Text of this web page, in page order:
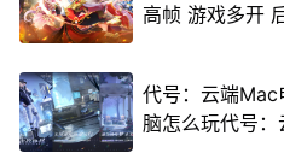
高帧 游戏多开
代号：云端
脑怎么玩代号：